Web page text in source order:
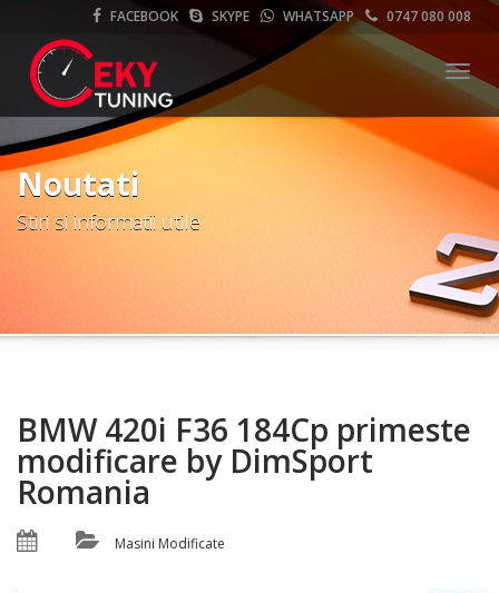
FACEBOOK SKYPE WHATSAPP 0747 080 008
Noutati
Stiri si informatii utile
BMW 420i F36 184Cp primeste
modificare by DimSport
Romania
Masini Modificate